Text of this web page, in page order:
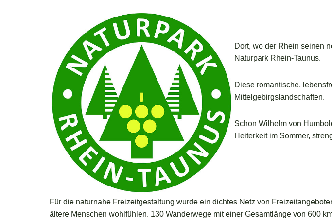
Dort, wo der Rhein seinen
Naturpark Rhein-Taunus.
Diese romantische,
Mittelgebirgslandschaften.
Schon Wilhelm von
Heiterkeit im Sommer,
Für die naturnahe Freizeitgestaltung wurde ein dichtes Netz von
ältere Menschen wohlfühlen. 130 Wanderwege mit einer Gesamtlänge von 600